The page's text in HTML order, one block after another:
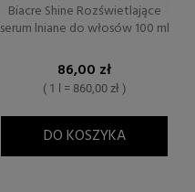
Biacre Shine Rozświetlające
serum lniane do włosów 100 ml
86,00 zł
( 1 l = 860,00 zł )
DO KOSZYKA